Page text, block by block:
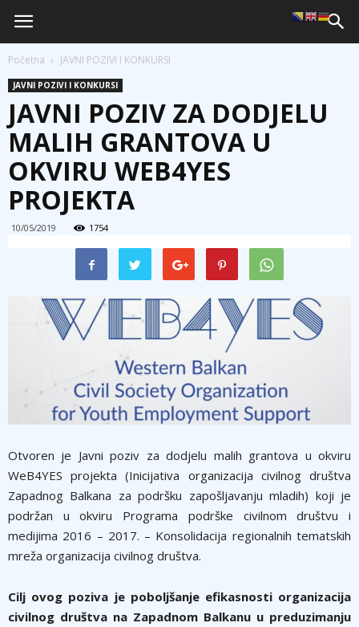
Početna JAVNI POZIVI I KONKURSI
JAVNI POZIVI I KONKURSI
JAVNI POZIV ZA DODJELU
MALIH GRANTOVA U
OKVIRU WEB4YES
PROJEKTA
10/05/2019 1754
Otvoren je Javni poziv za dodjelu malih grantova u okviru
WeB4YES projekta (Inicijativa organizacija civilnog društva
Zapadnog Balkana za podršku zapošljavanju mladih) koji je
podržan u okviru Programa podrške civilnom društvu i
medijima 2016 – 2017. – Konsolidacija regionalnih tematskih
mreža organizacija civilnog društva.
Cilj ovog poziva je poboljšanje efikasnosti organizacija
civilnog društva na Zapadnom Balkanu u preduzimanju